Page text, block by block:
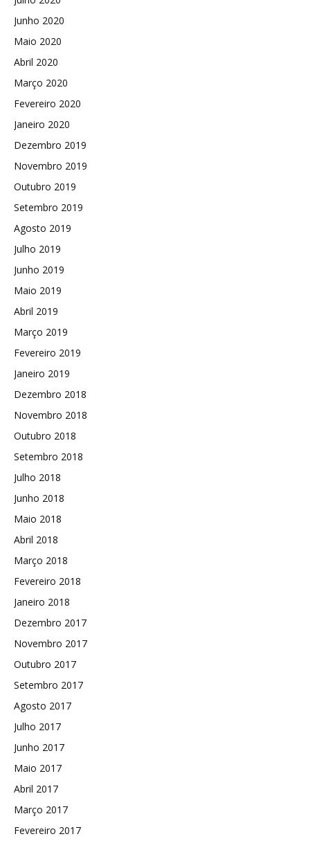
Junho 2020
Maio 2020
Abril 2020
Março 2020
Fevereiro 2020
Janeiro 2020
Dezembro 2019
Novembro 2019
Outubro 2019
Setembro 2019
Agosto 2019
Julho 2019
Junho 2019
Maio 2019
Abril 2019
Março 2019
Fevereiro 2019
Janeiro 2019
Dezembro 2018
Novembro 2018
Outubro 2018
Setembro 2018
Julho 2018
Junho 2018
Maio 2018
Abril 2018
Março 2018
Fevereiro 2018
Janeiro 2018
Dezembro 2017
Novembro 2017
Outubro 2017
Setembro 2017
Agosto 2017
Julho 2017
Junho 2017
Maio 2017
Abril 2017
Março 2017
Fevereiro 2017